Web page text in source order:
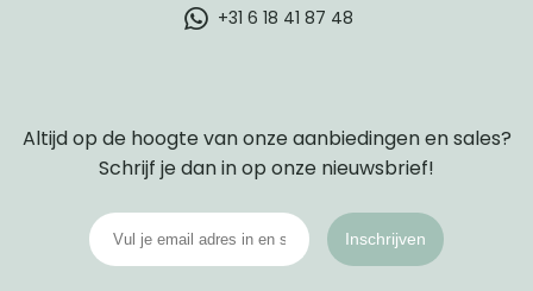
+31 6 18 41 87 48
Altijd op de hoogte van onze aanbiedingen en sales?
Schrijf je dan in op onze nieuwsbrief!
Inschrijven